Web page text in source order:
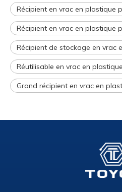
Récipient en vrac en plastique
Récipient en vrac en plastique
Récipient de stockage en vrac
Réutilisable en vrac en
Grand récipient en vrac en